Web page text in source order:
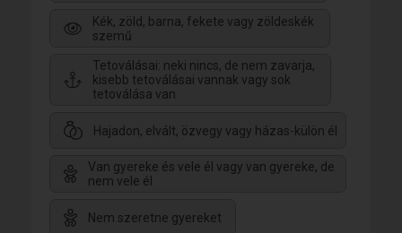
Kék, zöld, barna, fekete vagy zöldeskék
szemű
Tetoválásai: neki nincs, de nem zavarja,
kisebb tetoválásai vannak vagy sok
tetoválása van
Hajadon, elvált, özvegy vagy házas-külön él
Van gyereke és vele él vagy van gyereke, de
nem vele él
Nem szeretne gyereket